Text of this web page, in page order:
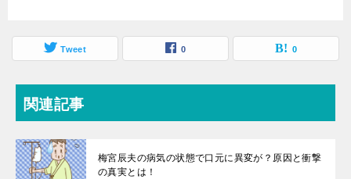
Tweet 0 0
関連記事
梅宮辰夫の病気の状態で口元に異変が？原因と衝撃
の真実とは！